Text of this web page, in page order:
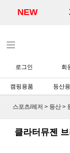
NEW
로그인 회
캠핑용품 등산
스포츠/레저 > 등산 >
클라터뮤젠